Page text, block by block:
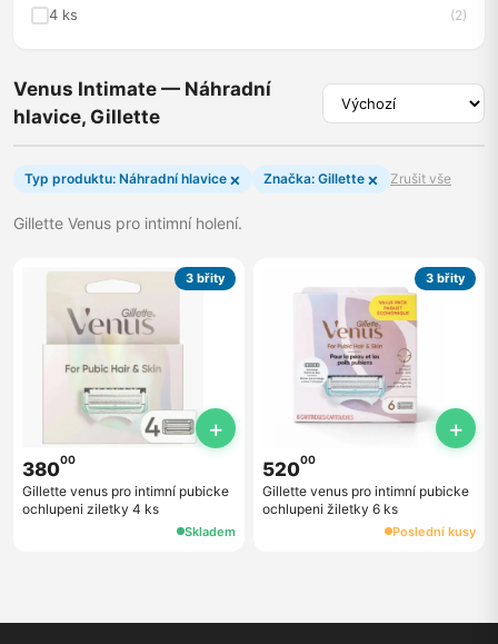
4 ks (2)
Venus Intimate — Náhradní
hlavice, Gillette
Typ produktu: Náhradní hlavice × Značka: Gillette × Zrušit vše
Gillette Venus pro intimní holení.
3 břity
+
38000
Gillette venus pro intimní pubicke
ochlupeni ziletky 4 ks
Skladem
3 břity
+
52000
Gillette venus pro intimní pubicke
ochlupeni žiletky 6 ks
Poslední kusy